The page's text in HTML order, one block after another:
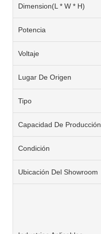
Dimension(L * W * H)
Potencia
Voltaje
Lugar De Origen
Tipo
Capacidad De Producción
Condición
Ubicación Del Showroom